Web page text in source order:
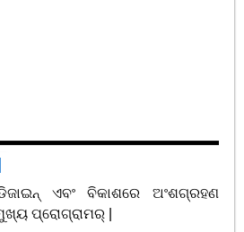
ଏବଂ ବିକାଶରେ ଅଂଶଗ୍ରହଣ
ପ୍ରୋଗ୍ରାମର୍ |